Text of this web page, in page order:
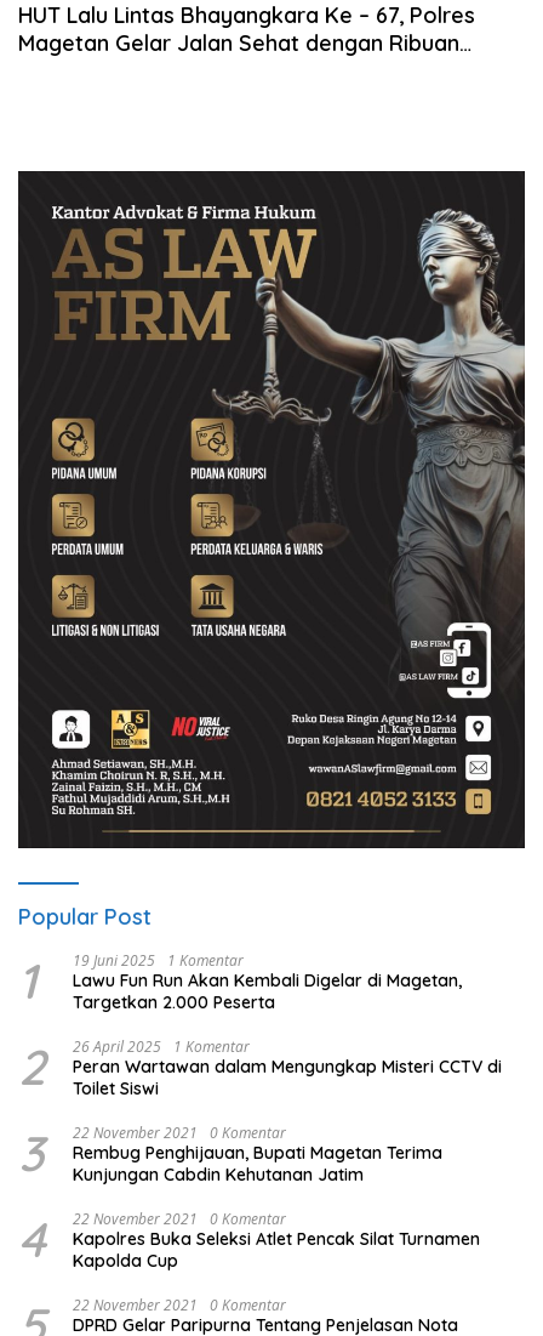
HUT Lalu Lintas Bhayangkara Ke – 67, Polres
Magetan Gelar Jalan Sehat dengan Ribuan
Popular Post
1 19 Juni 2025 1 Komentar
Lawu Fun Run Akan Kembali Digelar di Magetan,
Targetkan 2.000 Peserta
2 26 April 2025 1 Komentar
Peran Wartawan dalam Mengungkap Misteri CCTV di
Toilet Siswi
3 22 November 2021 0 Komentar
Rembug Penghijauan, Bupati Magetan Terima
Kunjungan Cabdin Kehutanan Jatim
4 22 November 2021 0 Komentar
Kapolres Buka Seleksi Atlet Pencak Silat Turnamen
Kapolda Cup
22 November 2021 0 Komentar
DPRD Gelar Paripurna Tentang Penjelasan Nota